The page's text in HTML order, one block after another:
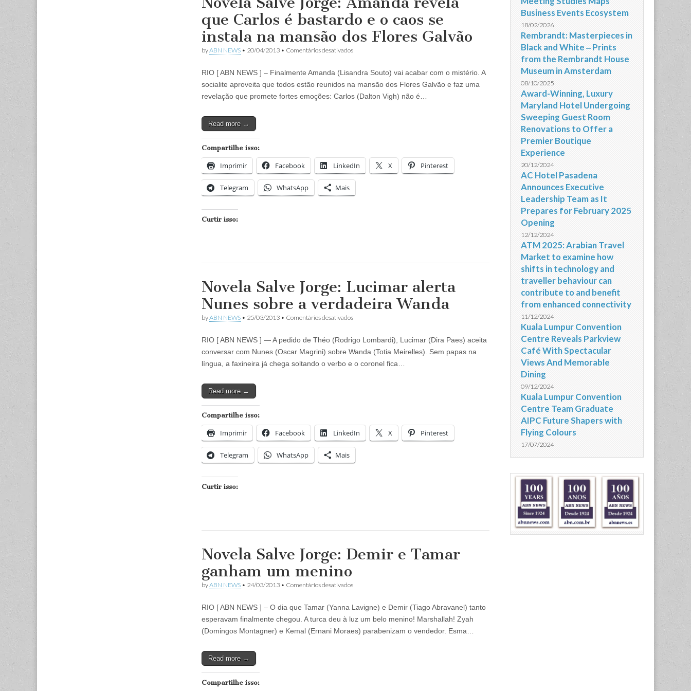
que Carlos é bastardo e o caos se
instala na mansão dos Flores Galvão
byABN NEWS • 20/04/2013 • Comentários desativadosem
Jorge:
Amanda
que
se
instala
na
mansão
Flores
RIO [ ABN NEWS ] – Finalmente Amanda (Lisandra Souto) vai acabar com o mistério. A
socialite aproveita que todos estão reunidos na mansão dos Flores Galvão e faz uma
revelação que promete fortes emoções: Carlos (Dalton Vigh) não é…
Read more →
Compartilhe isso:
Imprimir Facebook LinkedIn X Pinterest
Telegram WhatsApp Mais
Curtir isso:
Novela Salve Jorge: Lucimar alerta
Nunes sobre a verdadeira Wanda
byABN NEWS • 25/03/2013 • Comentários desativadosem
Jorge:
Lucimar
Nunes
RIO [ ABN NEWS ] — A pedido de Théo (Rodrigo Lombardi), Lucimar (Dira Paes) aceita
conversar com Nunes (Oscar Magrini) sobre Wanda (Totia Meirelles). Sem papas na
língua, a faxineira já chega soltando o verbo e o coronel fica…
Read more →
Compartilhe isso:
Imprimir Facebook LinkedIn X Pinterest
Telegram WhatsApp Mais
Curtir isso:
Novela Salve Jorge: Demir e Tamar
ganham um menino
byABN NEWS • 24/03/2013 • Comentários desativadosem
Jorge:
Demir
Tamar
RIO [ ABN NEWS ] – O dia que Tamar (Yanna Lavigne) e Demir (Tiago Abravanel) tanto
esperavam finalmente chegou. A turca deu à luz um belo menino! Marshallah! Zyah
(Domingos Montagner) e Kemal (Ernani Moraes) parabenizam o vendedor. Esma…
Read more →
Compartilhe isso:
Business Events Ecosystem
18/02/2026
Rembrandt: Masterpieces in
Black and White ‒ Prints
from the Rembrandt House
Museum in Amsterdam
08/10/2025
Award-Winning, Luxury
Maryland Hotel Undergoing
Sweeping Guest Room
Renovations to Offer a
Premier Boutique
Experience
20/12/2024
AC Hotel Pasadena
Announces Executive
Leadership Team as It
Prepares for February 2025
Opening
12/12/2024
ATM 2025: Arabian Travel
Market to examine how
shifts in technology and
traveller behaviour can
contribute to and benefit
from enhanced connectivity
11/12/2024
Kuala Lumpur Convention
Centre Reveals Parkview
Café With Spectacular
Views And Memorable
Dining
09/12/2024
Kuala Lumpur Convention
Centre Team Graduate
AIPC Future Shapers with
Flying Colours
17/07/2024